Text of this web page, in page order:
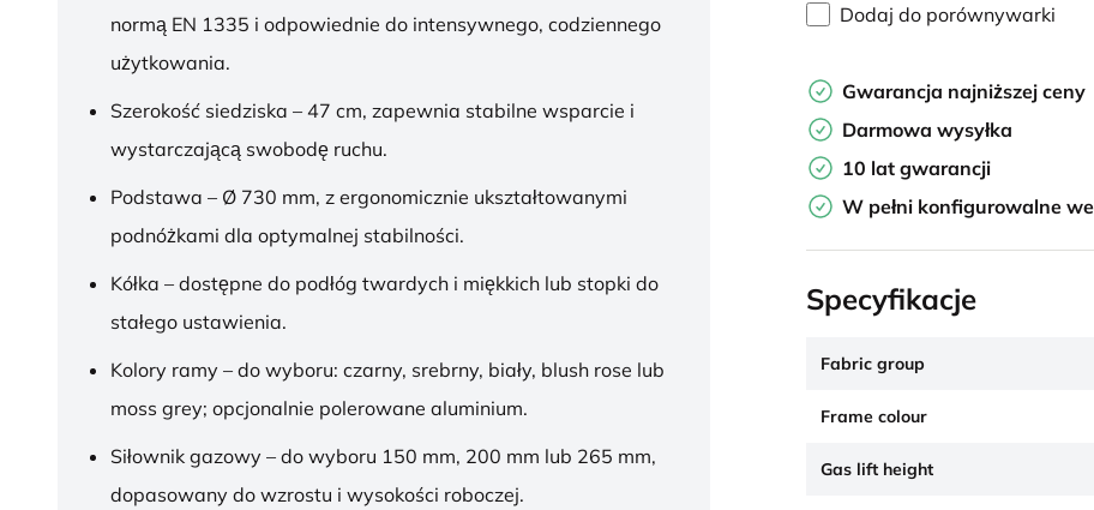
normą EN 1335 i odpowiednie do intensywnego, codziennego
użytkowania.
Szerokość siedziska – 47 cm, zapewnia stabilne wsparcie i
wystarczającą swobodę ruchu.
Podstawa – Ø 730 mm, z ergonomicznie ukształtowanymi
podnóżkami dla optymalnej stabilności.
Kółka – dostępne do podłóg twardych i miękkich lub stopki do
stałego ustawienia.
Kolory ramy – do wyboru: czarny, srebrny, biały, blush rose lub
moss grey; opcjonalnie polerowane aluminium.
Siłownik gazowy – do wyboru 150 mm, 200 mm lub 265 mm,
dopasowany do wzrostu i wysokości roboczej.
Dodaj do porównywarki
Gwarancja najniższej ceny
Darmowa wysyłka
10 lat gwarancji
W pełni konfigurowalne
Specyfikacje
Fabric group
Frame colour
Gas lift height